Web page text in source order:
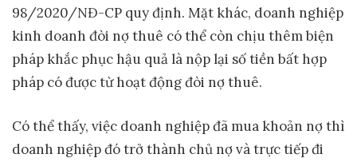
98/2020/NĐ-CP quy định. Mặt khác, doanh nghiệp
kinh doanh đòi nợ thuê có thể còn chịu thêm biện
pháp khắc phục hậu quả là nộp lại số tiền bất hợp
pháp có được từ hoạt động đòi nợ thuê.
Có thể thấy, việc doanh nghiệp đã mua khoản nợ thì
doanh nghiệp đó trở thành chủ nợ và trực tiếp đi